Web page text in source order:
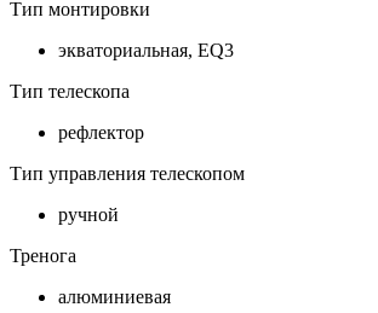
Тип монтировки
экваториальная, EQ3
Тип телескопа
рефлектор
Тип управления телескопом
ручной
Тренога
алюминиевая